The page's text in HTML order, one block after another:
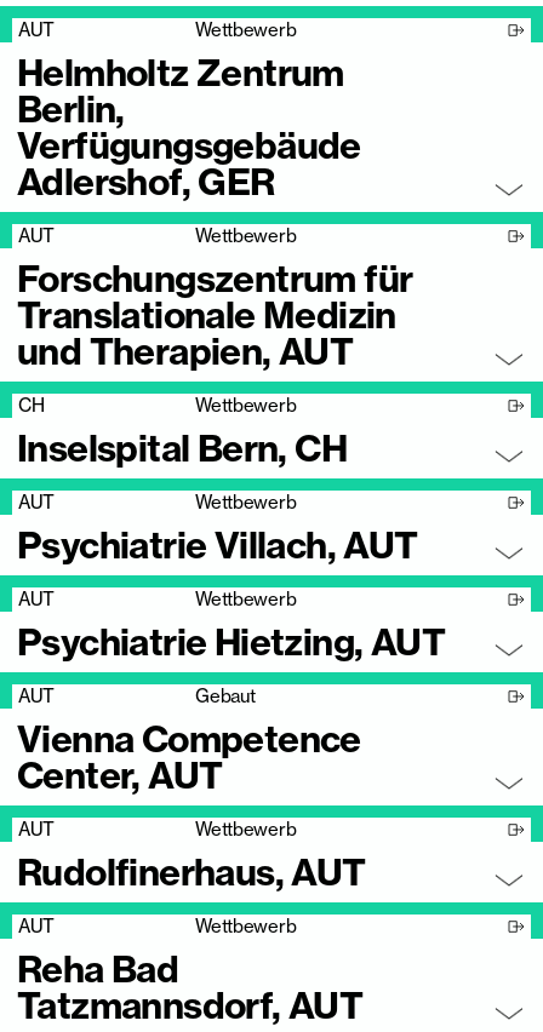
AUT Wettbewerb
Helmholtz Zentrum
Berlin,
Verfügungsgebäude
Adlershof, GER
AUT Wettbewerb
Forschungszentrum für
Translationale Medizin
und Therapien, AUT
CH Wettbewerb
Inselspital Bern, CH
AUT Wettbewerb
Psychiatrie Villach, AUT
AUT Wettbewerb
Psychiatrie Hietzing, AUT
AUT Gebaut
Vienna Competence
Center, AUT
AUT Wettbewerb
Rudolfinerhaus, AUT
AUT Wettbewerb
Reha Bad
Tatzmannsdorf, AUT